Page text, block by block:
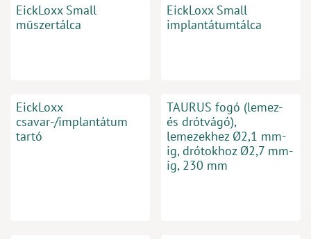
EickLoxx Small
műszertálca
EickLoxx Small
implantátumtálca
EickLoxx
csavar-/implantátum
tartó
TAURUS fogó (lemez-
és drótvágó),
lemezekhez Ø2,1 mm-
ig, drótokhoz Ø2,7 mm-
ig, 230 mm